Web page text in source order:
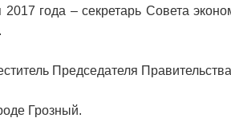
2017 года – секретарь Совета
Председателя
Грозный.